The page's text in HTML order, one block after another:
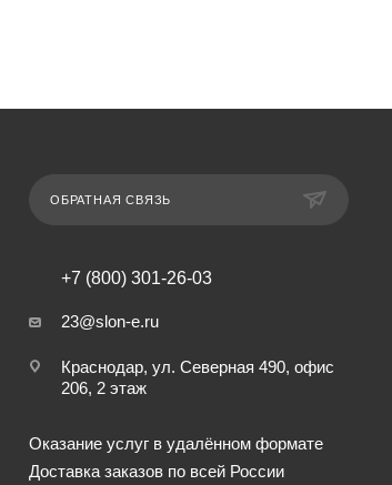
ОБРАТНАЯ СВЯЗЬ
+7 (800) 301-26-03
23@slon-e.ru
Краснодар, ул. Северная 490, офис
206, 2 этаж
Оказание услуг в удалённом формате
Доставка заказов по всей России